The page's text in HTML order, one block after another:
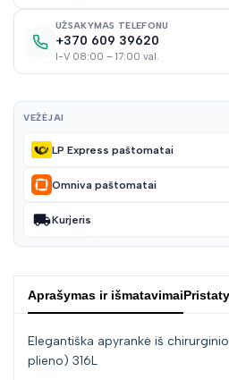
UŽSAKYMAS TELEFONU
+370 609 39620
I-V 08:00 – 17:00 val.
VEŽĖJAI
LP Express paštomatai
Omniva paštomatai
Kurjeris
Aprašymas ir išmatavimai
Elegantiška apyrankė iš
plieno) 316L